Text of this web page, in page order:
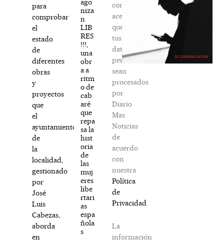
para
comprobar
el
estado
de
diferentes
obras
y
proyectos
que
el
ayuntamiento
de
la
localidad,
gestionado
por
José
Luis
Cabezas,
aborda
en
ago
niza
n
LIB
RES
!!!,
una
obr
a a
ritm
o de
cab
aré
que
repa
sa la
hist
oria
de
las
muj
eres
libe
rtari
as
espa
ñola
s
comentario,
aceptas
que
tus
datos
personales
sean
procesados
por
Diario
Mas
Noticias
de
acuerdo
con
nuestra
Política
de
Privacidad
La
información